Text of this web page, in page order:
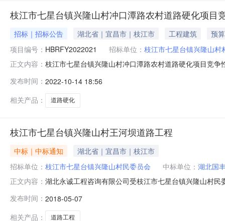
枝江市七星台镇兴隆山村冲口潭路农村道路硬化项目
招标｜招标公告 湖北省｜宜昌市｜枝江市 工程建筑
预
项目编号： HBRFY2022021 招标单位： 枝江市七星台镇兴隆山村
正文内容： 枝江市七星台镇兴隆山村冲口潭路农村道路硬化项目竞
冲口潭路农村道路硬化项目3、采购方式：竞争性磋商4
项
发布时间： 2022-10-14 18:56
相关产品：
道路硬化
枝江市七星台镇兴隆山村王河坝道路工程
中标｜中标通知
湖北省｜宜昌市｜枝江市
招标单位： 枝江市七星台镇兴隆山村民委员会 中标单位： 湖北国
正文内容： 湖北永诚工程咨询有限公司受枝江市七星台镇兴隆山村
米，厚0.18米。（详见施工工程量清单）。四、公告发
枝江市七星
发布时间： 2018-05-07
相关产品：
道路工程